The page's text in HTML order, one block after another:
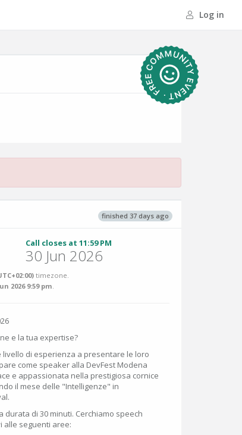
Log in
finished 37 days ago
Call closes at 11:59 PM
30 Jun 2026
timezone.
2026 9:59 pm.
e la tua expertise?
di esperienza a presentare le loro
come speaker alla DevFest Modena
e appassionata nella prestigiosa cornice
il mese delle "Intelligenze" in
di 30 minuti. Cerchiamo speech
alle seguenti aree: